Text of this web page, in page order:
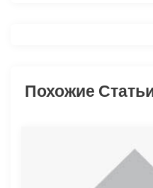
и
Похожие